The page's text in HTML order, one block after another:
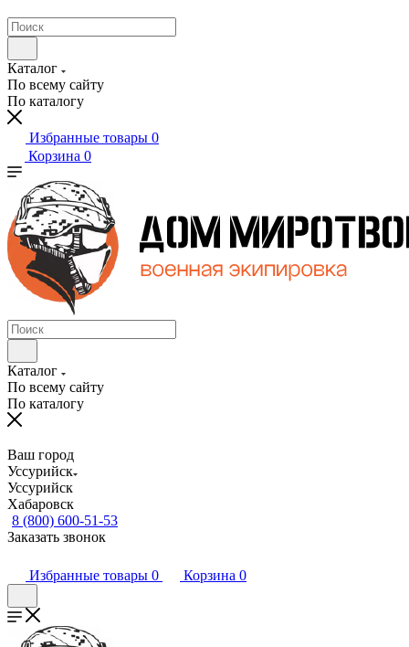
Каталог
По всему сайту
По каталогу
Избранные товары 0
Корзина 0
Каталог
По всему сайту
По каталогу
Ваш город
Уссурийск
Уссурийск
Хабаровск
8 (800) 600-51-53
Заказать звонок
Избранные товары 0 Корзина 0